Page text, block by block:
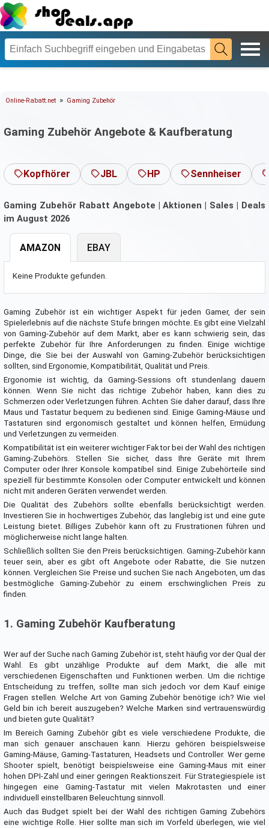
Online-Rabatt.net » Gaming Zubehör
Gaming Zubehör Angebote & Kaufberatung
Kopfhörer JBL HP Sennheiser
Gaming Zubehör Rabatt Angebote | Aktionen | Sales | Deals
im August 2026
AMAZON
Keine Produkte gefunden.
EBAY
Gaming Zubehör ist ein wichtiger Aspekt für jeden Gamer, der sein
Spielerlebnis auf die nächste Stufe bringen möchte. Es gibt eine Vielzahl
von Gaming-Zubehör auf dem Markt, aber es kann schwierig sein, das
perfekte Zubehör für Ihre Anforderungen zu finden. Einige wichtige
Dinge, die Sie bei der Auswahl von Gaming-Zubehör berücksichtigen
sollten, sind Ergonomie, Kompatibilität, Qualität und Preis.
Ergonomie ist wichtig, da Gaming-Sessions oft stundenlang dauern
können. Wenn Sie nicht das richtige Zubehör haben, kann dies zu
Schmerzen oder Verletzungen führen. Achten Sie daher darauf, dass Ihre
Maus und Tastatur bequem zu bedienen sind. Einige Gaming-Mäuse und
Tastaturen sind ergonomisch gestaltet und können helfen, Ermüdung
und Verletzungen zu vermeiden.
Kompatibilität ist ein weiterer wichtiger Faktor bei der Wahl des richtigen
Gaming-Zubehörs. Stellen Sie sicher, dass Ihre Geräte mit Ihrem
Computer oder Ihrer Konsole kompatibel sind. Einige Zubehörteile sind
speziell für bestimmte Konsolen oder Computer entwickelt und können
nicht mit anderen Geräten verwendet werden.
Die Qualität des Zubehörs sollte ebenfalls berücksichtigt werden.
Investieren Sie in hochwertiges Zubehör, das langlebig ist und eine gute
Leistung bietet. Billiges Zubehör kann oft zu Frustrationen führen und
möglicherweise nicht lange halten.
Schließlich sollten Sie den Preis berücksichtigen. Gaming-Zubehör kann
teuer sein, aber es gibt oft Angebote oder Rabatte, die Sie nutzen
können. Vergleichen Sie Preise und suchen Sie nach Angeboten, um das
bestmögliche Gaming-Zubehör zu einem erschwinglichen Preis zu
finden.
1. Gaming Zubehör Kaufberatung
Wer auf der Suche nach Gaming Zubehör ist, steht häufig vor der Qual der
Wahl. Es gibt unzählige Produkte auf dem Markt, die alle mit
verschiedenen Eigenschaften und Funktionen werben. Um die richtige
Entscheidung zu treffen, sollte man sich jedoch vor dem Kauf einige
Fragen stellen. Welche Art von Gaming Zubehör benötige ich? Wie viel
Geld bin ich bereit auszugeben? Welche Marken sind vertrauenswürdig
und bieten gute Qualität?
Im Bereich Gaming Zubehör gibt es viele verschiedene Produkte, die
man sich genauer anschauen kann. Hierzu gehören beispielsweise
Gaming-Mäuse, Gaming-Tastaturen, Headsets und Controller. Wer gerne
Shooter spielt, benötigt beispielsweise eine Gaming-Maus mit einer
hohen DPI-Zahl und einer geringen Reaktionszeit. Für Strategiespiele ist
hingegen eine Gaming-Tastatur mit vielen Makrotasten und einer
individuell einstellbaren Beleuchtung sinnvoll.
Auch das Budget spielt bei der Wahl des richtigen Gaming Zubehörs
eine wichtige Rolle. Hier sollte man sich im Vorfeld überlegen, wie viel